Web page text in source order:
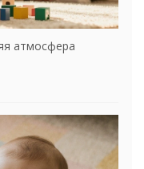
атмосфера